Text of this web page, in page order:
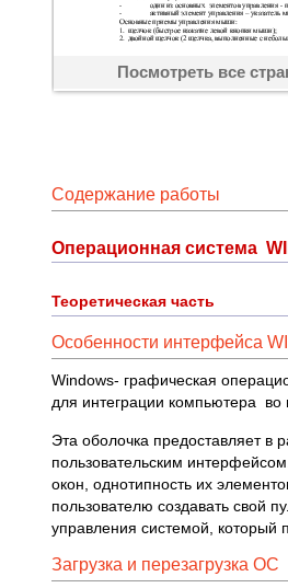
Посмотреть все
Содержание работы
Операционная система
Теоретическая часть
Особенности интерфейса
Windows- графическая
для интеграции компьютера во
Эта оболочка предоставляет в
пользовательским
окон, однотипность их
пользователю создавать свой
управления системой, который
Загрузка и перезагрузка ОС